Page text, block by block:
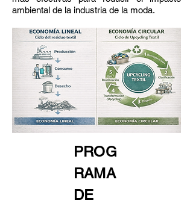
ambiental de la industria de la moda.
PROG
RAMA
DE